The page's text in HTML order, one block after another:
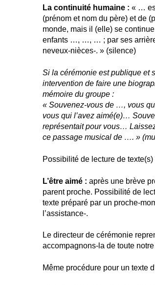
La continuité humaine : « …
(prénom et nom du père) et de
monde, mais il (elle) se
enfants …, …, … ; par ses
neveux-nièces-. » (silence)
Si la cérémonie est publique et
intervention de faire une
mémoire du groupe :
« Souvenez-vous de …, vous
vous qui l’avez aimé(e)…
représentait pour vous…
ce passage musical de …. »
Possibilité de lecture de texte(s)
L’être aimé : après une brève
parent proche. Possibilité de
texte préparé par un proche-
l’assistance-.
Le directeur de cérémonie
accompagnons-la de toute
Même procédure pour un texte